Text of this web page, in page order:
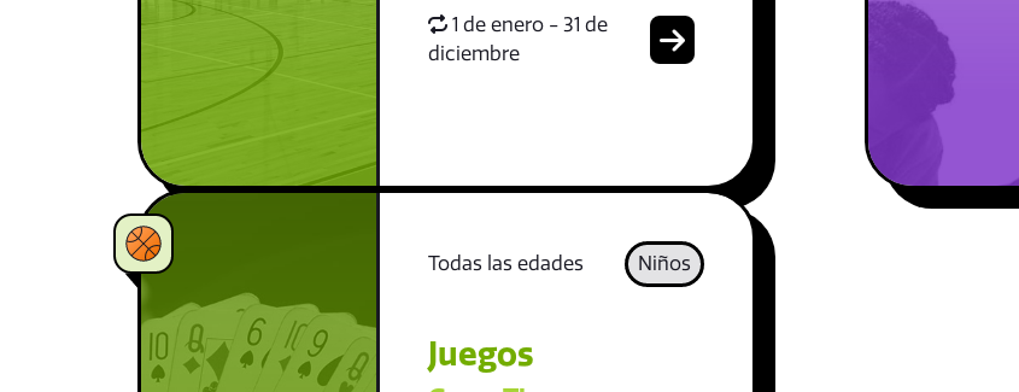
1 de enero - 31 de
diciembre
Todas las edades Niños
Juegos